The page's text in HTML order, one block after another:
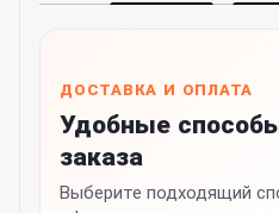
ДОСТАВКА И ОПЛАТА
Удобные
заказа
Выберите подходящий